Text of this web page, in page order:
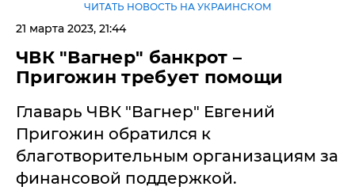
ЧИТАТЬ НОВОСТЬ НА УКРАИНСКОМ
21 марта 2023, 21:44
ЧВК "Вагнер" банкрот –
Пригожин требует помощи
Главарь ЧВК "Вагнер" Евгений
Пригожин обратился к
благотворительным организациям за
финансовой поддержкой.